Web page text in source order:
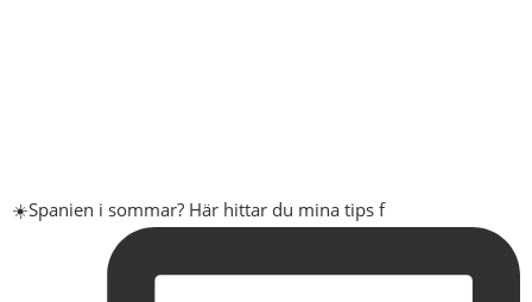
☀️Spanien i sommar? Här hittar du mina tips f